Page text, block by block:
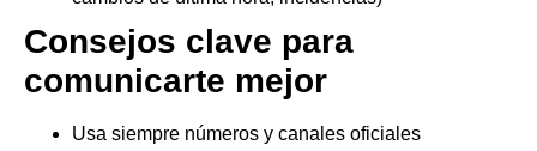
Consejos clave para
comunicarte mejor
Usa siempre números y canales oficiales